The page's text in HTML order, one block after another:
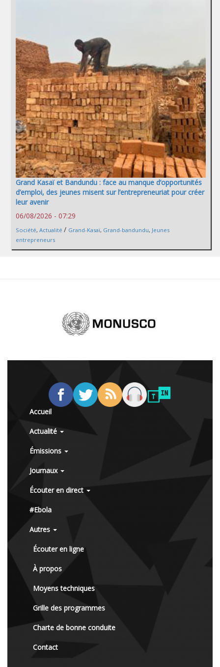
Grand Kasaï et Bandundu : face au manque d’opportunités
d’emploi, des jeunes misent sur l’entrepreneuriat pour créer
leur avenir
06/08/2026 - 07:29
Société, Actualité / Grand-Kasaï, Grand-bandundu, Jeunes
entrepreneurs
Accueil
Actualité
Émissions
Journaux
Écouter en direct
#Ebola
Autres
Écouter en ligne
À propos
Moyens techniques
Grille des programmes
Charte de bonne conduite
Contact